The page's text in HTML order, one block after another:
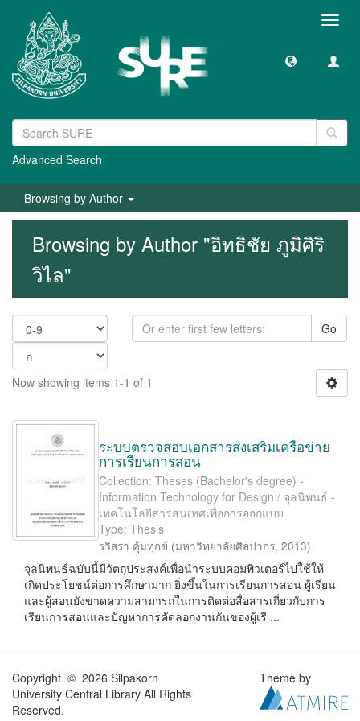
Advanced Search
Browsing by Author
Browsing by Author "อิทธิชัย ภูมิศิริ
วิไล"
Go
Now showing items 1-1 of 1
ระบบตรวจสอบเอกสารส่งเสริมเครือข่าย
การเรียนการสอน
Collection: Theses (Bachelor's degree) -
Information Technology for Design / จุลนิพนธ์ -
เทคโนโลยีสารสนเทศเพื่อการออกแบบ
Type: Thesis
รวิสรา คุ้มทุกข์ (มหาวิทยาลัยศิลปากร, 2013)
จุลนิพนธ์ฉบับนี้มีวัตถุประสงค์เพื่อนําระบบคอมพิวเตอร์ไปใช้ให้
เกิดประโยชน์ต่อการศึกษามาก ยิ่งขึ้นในการเรียนการสอน ผู้เรียน
และผู้สอนยังขาดความสามารถในการติดต่อสื่อสารเกี่ยวกับการ
เรียนการสอนและปัญหาการคัดลอกงานกันของผู้เรี ...
Copyright © 2026 Silpakorn
University Central Library All Rights
Reserved.
Theme by